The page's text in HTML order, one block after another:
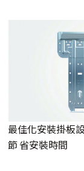
最佳化安裝掛板
節 省安裝時間